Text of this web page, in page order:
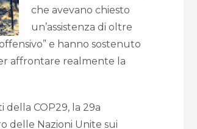
che avevano chiesto
un’assistenza di oltre
e hanno sostenuto
affrontare realmente la
COP29, la 29a
delle Nazioni Unite sui